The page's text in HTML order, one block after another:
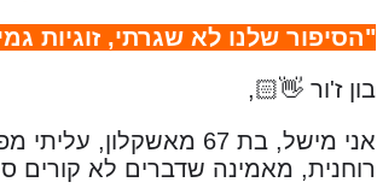
"הסיפור שלנו לא שגרתי, זוגיות
בון ז'ור 👋🏻,
רוחנית, מאמינה שדברים לא